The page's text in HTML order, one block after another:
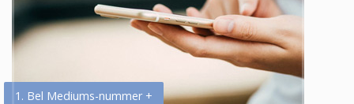
1. Bel Mediums-nummer +